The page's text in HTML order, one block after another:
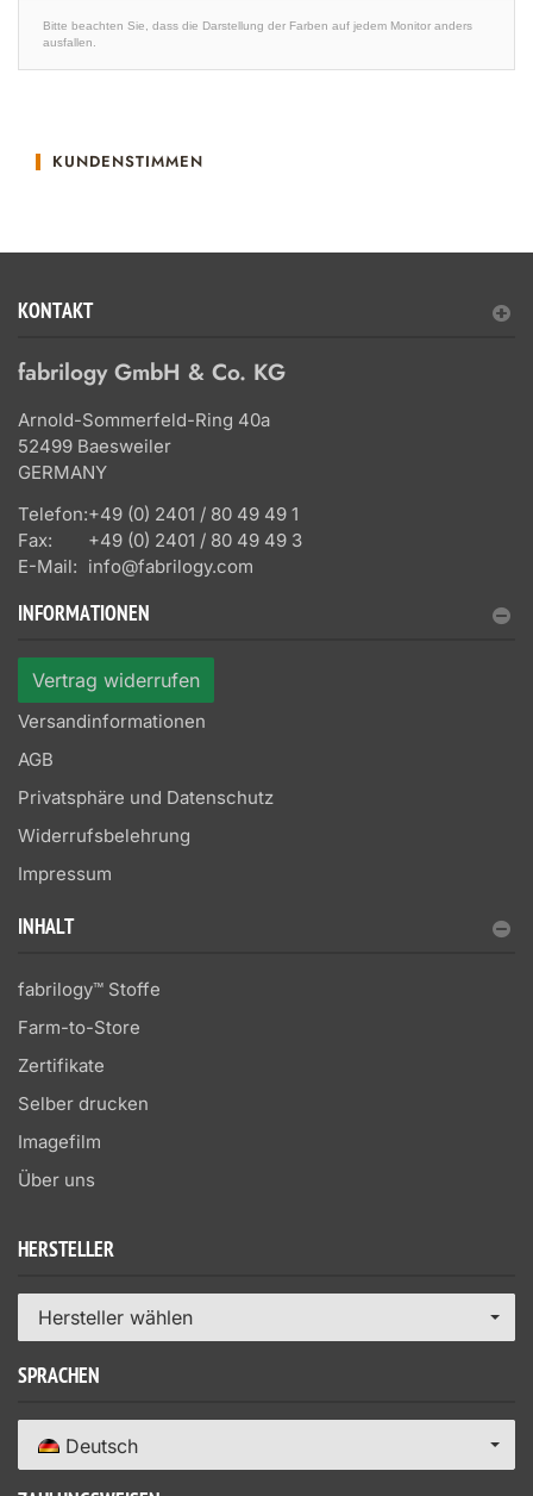
Bitte beachten Sie, dass die Darstellung der Farben auf jedem Monitor anders
ausfallen.
KUNDENSTIMMEN
KONTAKT
fabrilogy GmbH & Co. KG
Arnold-Sommerfeld-Ring 40a
52499 Baesweiler
GERMANY
Telefon:+49 (0) 2401 / 80 49 49 1
Fax:
+49 (0) 2401 / 80 49 49 3
E-Mail: info@fabrilogy.com
INFORMATIONEN
Vertrag widerrufen
Versandinformationen
AGB
Privatsphäre und Datenschutz
Widerrufsbelehrung
Impressum
INHALT
fabrilogy™ Stoffe
Farm-to-Store
Zertifikate
Selber drucken
Imagefilm
Über uns
HERSTELLER
Hersteller wählen
SPRACHEN
Deutsch